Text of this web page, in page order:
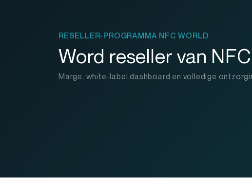
RESELLER-PROGRAMMA NFC WORLD
Word reseller van
Marge, white-label dashboard en volledige